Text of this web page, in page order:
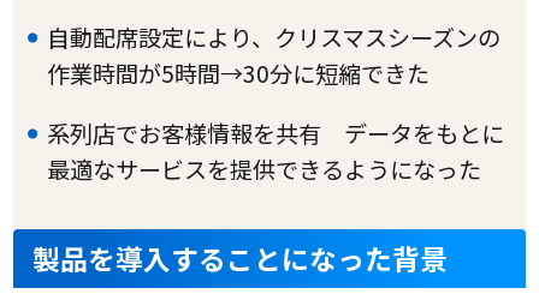
自動配席設定により、クリスマスシーズンの
作業時間が5時間→30分に短縮できた
系列店でお客様情報を共有 データをもとに
最適なサービスを提供できるようになった
製品を導入することになった背景